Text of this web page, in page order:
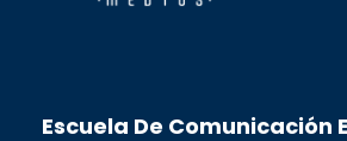
Escuela De Comunicación